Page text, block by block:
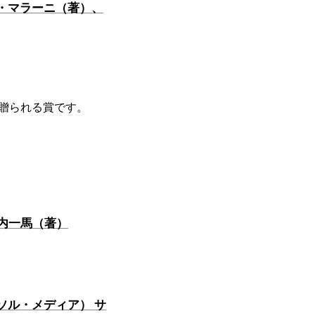
ラーニ（著）、
れる賞です。
馬（著）
ル・メディア） サ